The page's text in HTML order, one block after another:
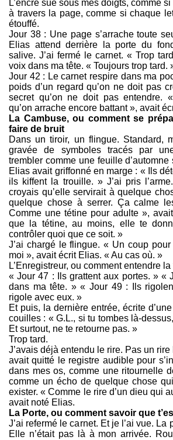
L’encre sue sous mes doigts, comme
à travers la page, comme si chaque
étouffé.
Jour 38 : Une page s’arrache toute
Elias attend derrière la porte du
salive. J’ai fermé le carnet. « Trop
voix dans ma tête. « Toujours trop tard.
Jour 42 : Le carnet respire dans ma
poids d’un regard qu’on ne doit pas
secret qu’on ne doit pas entendre.
qu’on arrache encore battant », avait
La Cambuse, ou comment se
faire de bruit
Dans un tiroir, un flingue. Standard,
gravée de symboles tracés par
trembler comme une feuille d’automne
Elias avait griffonné en marge : « Ils
ils kiffent la trouille. » J’ai pris
croyais qu’elle servirait à quelque
quelque chose à serrer. Ça calme
Comme une tétine pour adulte »,
que la tétine, au moins, elle te
contrôler quoi que ce soit. »
J’ai chargé le flingue. « Un coup
moi », avait écrit Elias. « Au cas où. »
L’Enregistreur, ou comment entendre
« Jour 47 : Ils grattent aux portes. » «
dans ma tête. » « Jour 49 : Ils
rigole avec eux. »
Et puis, la dernière entrée, écrite
couilles : « G.L., si tu tombes là-
Et surtout, ne te retourne pas. »
Trop tard.
J’avais déjà entendu le rire. Pas un
avait quitté le registre audible pour
dans mes os, comme une ritournelle
comme un écho de quelque chose
exister. « Comme le rire d’un dieu qui
avait noté Elias.
La Porte, ou comment savoir que
J’ai refermé le carnet. Et je l’ai vue. La
Elle n’était pas là à mon arrivée.